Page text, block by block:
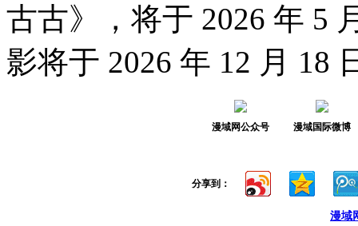
古古》，将于 2026 年 5
影将于 2026 年 12 月 18
漫域网公众号 漫域国际微博
分享到：
漫域